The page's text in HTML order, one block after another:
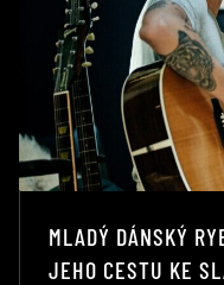
MLADÝ DÁNSKÝ
JEHO CESTU KE